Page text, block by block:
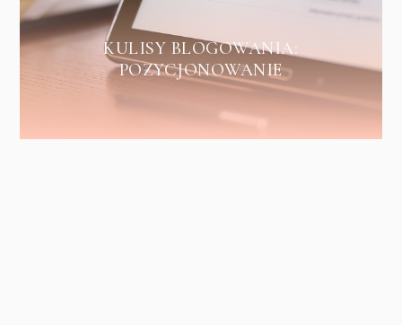
KULISY BLOGOWANIA:
POZYCJONOWANIE